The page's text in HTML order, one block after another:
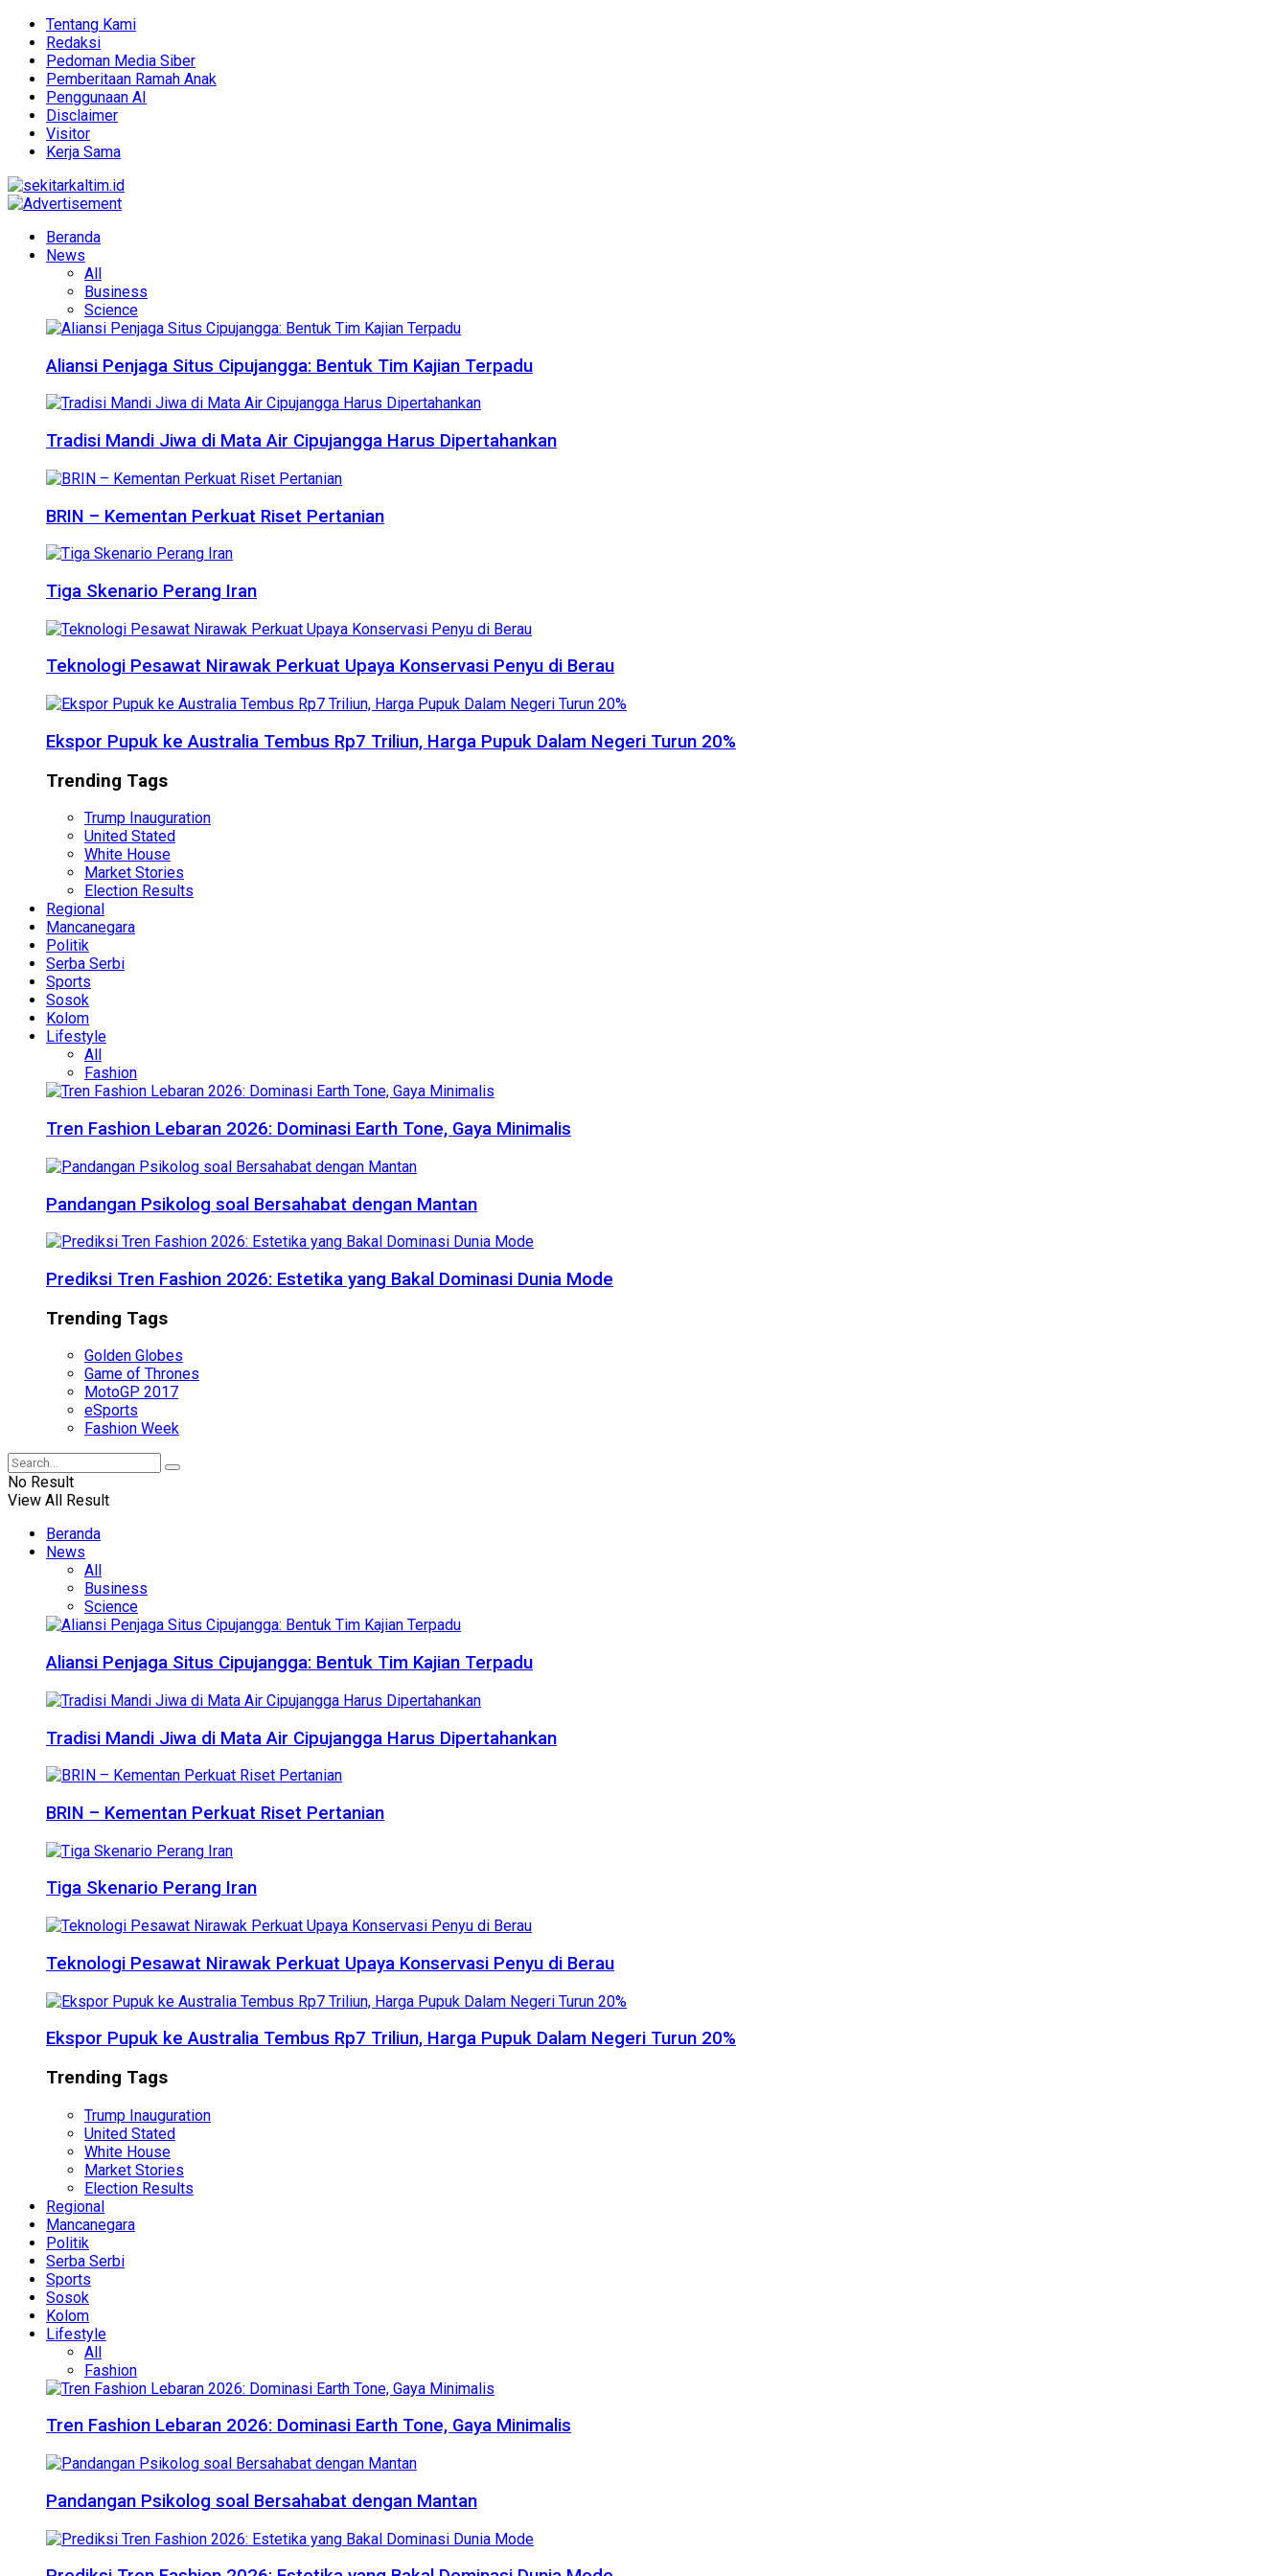
Tentang Kami
Redaksi
Pedoman Media Siber
Pemberitaan Ramah Anak
Penggunaan AI
Disclaimer
Visitor
Kerja Sama
Beranda
News
All
Business
Science
Aliansi Penjaga Situs Cipujangga: Bentuk Tim Kajian Terpadu
Tradisi Mandi Jiwa di Mata Air Cipujangga Harus Dipertahankan
BRIN – Kementan Perkuat Riset Pertanian
Tiga Skenario Perang Iran
Teknologi Pesawat Nirawak Perkuat Upaya Konservasi Penyu di Berau
Ekspor Pupuk ke Australia Tembus Rp7 Triliun, Harga Pupuk Dalam Negeri Turun 20%
Trending Tags
Trump Inauguration
United Stated
White House
Market Stories
Election Results
Regional
Mancanegara
Politik
Serba Serbi
Sports
Sosok
Kolom
Lifestyle
All
Fashion
Tren Fashion Lebaran 2026: Dominasi Earth Tone, Gaya Minimalis
Pandangan Psikolog soal Bersahabat dengan Mantan
Prediksi Tren Fashion 2026: Estetika yang Bakal Dominasi Dunia Mode
Trending Tags
Golden Globes
Game of Thrones
MotoGP 2017
eSports
Fashion Week
No Result
View All Result
Beranda
News
All
Business
Science
Aliansi Penjaga Situs Cipujangga: Bentuk Tim Kajian Terpadu
Tradisi Mandi Jiwa di Mata Air Cipujangga Harus Dipertahankan
BRIN – Kementan Perkuat Riset Pertanian
Tiga Skenario Perang Iran
Teknologi Pesawat Nirawak Perkuat Upaya Konservasi Penyu di Berau
Ekspor Pupuk ke Australia Tembus Rp7 Triliun, Harga Pupuk Dalam Negeri Turun 20%
Trending Tags
Trump Inauguration
United Stated
White House
Market Stories
Election Results
Regional
Mancanegara
Politik
Serba Serbi
Sports
Sosok
Kolom
Lifestyle
All
Fashion
Tren Fashion Lebaran 2026: Dominasi Earth Tone, Gaya Minimalis
Pandangan Psikolog soal Bersahabat dengan Mantan